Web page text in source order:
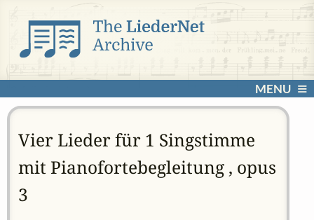
MENU
Vier Lieder für 1 Singstimme
mit Pianofortebegleitung , opus
3